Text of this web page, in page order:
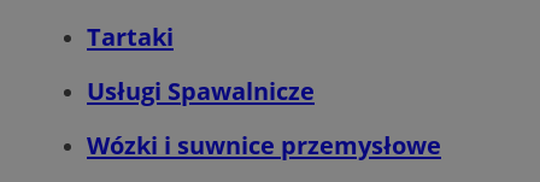
Tartaki
Usługi Spawalnicze
Wózki i suwnice przemysłowe
MvSessID
.youtube.com